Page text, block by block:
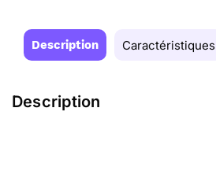
Description Caractéristiques
Description